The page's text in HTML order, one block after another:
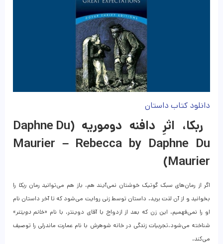
دانلود کتاب داستان
ربکا، اثرِ دافنه دوموریه (Daphne Du
Maurier – Rebecca by Daphne Du
Maurier)
اگر از رمان‌های سبک گوتیک خوشتان نمی‌آیند هم، باز هم می‌توانید رمانربکا را
بخوانید و از آن لذت برید. داستان توسط زنی روایت می‌شود که تا آخر داستان نام
او را نمی‌فهمیم. این زن که بعد از ازدواج با آقای دوینتر، با نام «خانم دویتنر»
شناخته می‌شود،تجربیات زندگی در خانه شوهرش با نام عمارت ماندرلی را توصیف
می‌کند.